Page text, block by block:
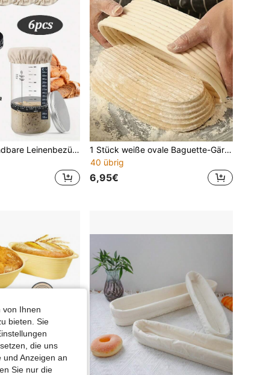
4 wiederverwendbare Leinenbezüge, Thermometer und Timer-Riemen, passend für 3-4 Zoll Einmachgläser, Sauerteig Gärkörbchen Abdeckungen
1 Stück weiße ovale Baguette-Gärschüssel - Weidenkorb mit Futter, multifunktionales Küchenwerkzeug, verschiedene Größen, geeignet für Brotfermentation und handgemachtes Brotbacken, langanhaltend und leicht zu reinigen, ideales Brotbackwerkzeug
40 übrig
6,95€
von Ihnen
bieten. Sie
die uns
Anzeigen an
Sie nur die